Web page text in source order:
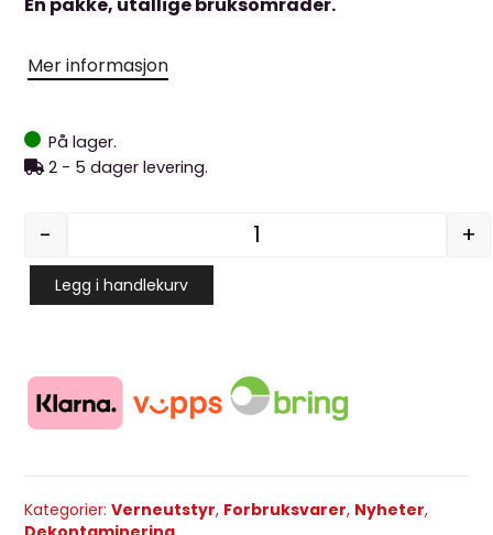
Èn pakke, utallige bruksområder.
Mer informasjon
På lager.
2 - 5 dager levering.
ULTRAGRIME® XXL+ PRO
- +
Legg i handlekurv
Kategorier: Verneutstyr, Forbruksvarer, Nyheter,